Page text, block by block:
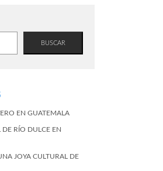
BUSCAR
EN GUATEMALA
DE RÍO DULCE EN
JOYA CULTURAL DE